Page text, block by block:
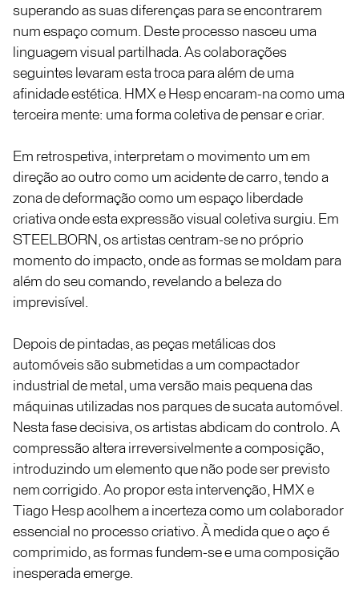
superando as suas diferenças para se encontrarem
num espaço comum. Deste processo nasceu uma
linguagem visual partilhada. As colaborações
seguintes levaram esta troca para além de uma
afinidade estética. HMX e Hesp encaram-na como uma
terceira mente: uma forma coletiva de pensar e criar.
Em retrospetiva, interpretam o movimento um em
direção ao outro como um acidente de carro, tendo a
zona de deformação como um espaço liberdade
criativa onde esta expressão visual coletiva surgiu. Em
STEELBORN, os artistas centram-se no próprio
momento do impacto, onde as formas se moldam para
além do seu comando, revelando a beleza do
imprevisível.
Depois de pintadas, as peças metálicas dos
automóveis são submetidas a um compactador
industrial de metal, uma versão mais pequena das
máquinas utilizadas nos parques de sucata automóvel.
Nesta fase decisiva, os artistas abdicam do controlo. A
compressão altera irreversivelmente a composição,
introduzindo um elemento que não pode ser previsto
nem corrigido. Ao propor esta intervenção, HMX e
Tiago Hesp acolhem a incerteza como um colaborador
essencial no processo criativo. À medida que o aço é
comprimido, as formas fundem-se e uma composição
inesperada emerge.